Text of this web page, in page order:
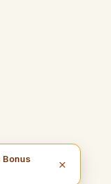
Bonus